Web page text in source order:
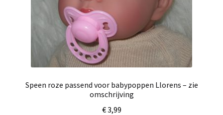
Speen roze passend voor babypoppen Llorens – zie
omschrijving
€3,99